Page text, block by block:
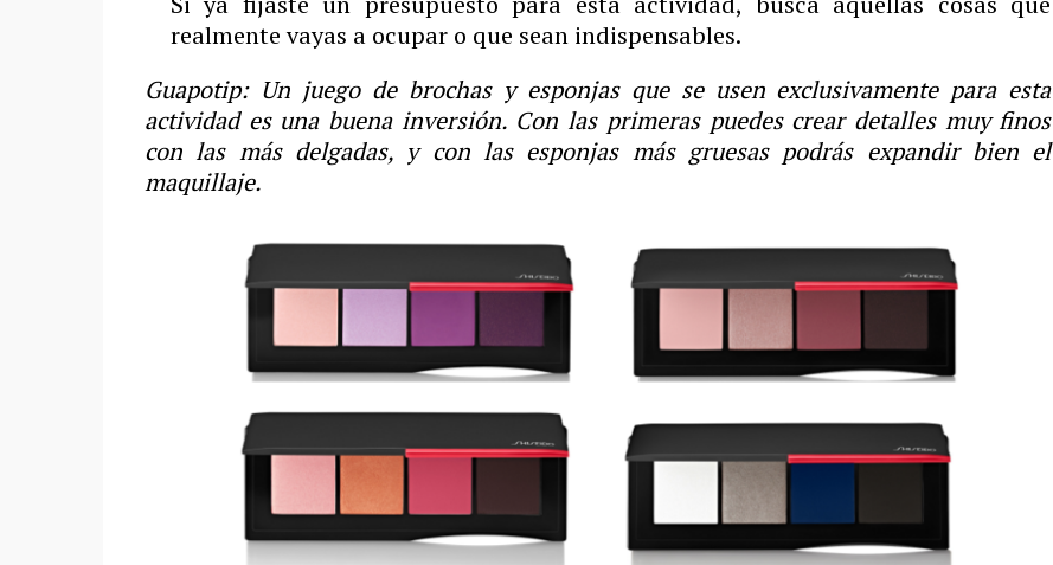
realmente vayas a ocupar o que sean indispensables.
Guapotip: Un juego de brochas y esponjas que se usen exclusivamente para esta
actividad es una buena inversión. Con las primeras puedes crear detalles muy finos
con las más delgadas, y con las esponjas más gruesas podrás expandir bien el
maquillaje.